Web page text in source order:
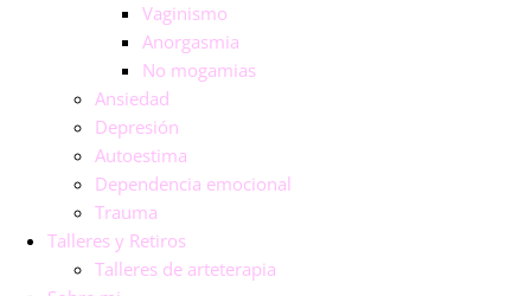
Vaginismo
Anorgasmia
No mogamias
Ansiedad
Depresión
Autoestima
Dependencia emocional
Trauma
Talleres y Retiros
Talleres de arteterapia